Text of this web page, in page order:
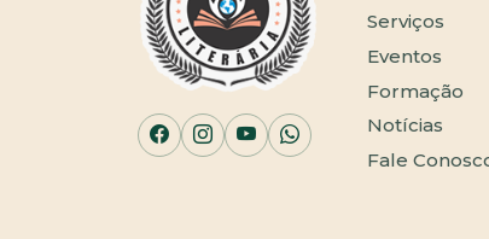
Serviços
Eventos
Formação
Notícias
Fale